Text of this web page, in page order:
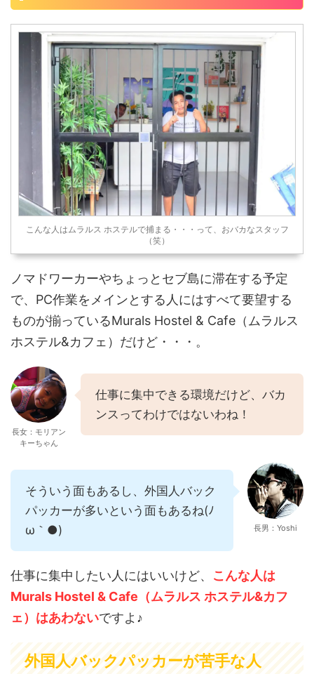
こんな人はムラルス ホステルで捕まる・・・って、おバカなスタッフ
（笑）
ノマドワーカーやちょっとセブ島に滞在する予定
で、PC作業をメインとする人にはすべて要望する
ものが揃っているMurals Hostel & Cafe（ムラルス
ホステル&カフェ）だけど・・・。
長女：モリアン
キーちゃん
仕事に集中できる環境だけど、バカ
ンスってわけではないわね！
そういう面もあるし、外国人バック
パッカーが多いという面もあるね(ﾉ
ω｀●)
長男：Yoshi
仕事に集中したい人にはいいけど、 こんな人は
Murals Hostel & Cafe（ムラルス ホステル&カフ
ェ）はあわないですよ♪
外国人バックパッカーが苦手な人